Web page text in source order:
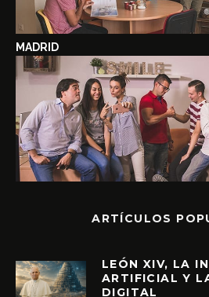
MADRID
ARTÍCULOS
LEÓN XIV, LA
ARTIFICIAL Y
DIGITAL